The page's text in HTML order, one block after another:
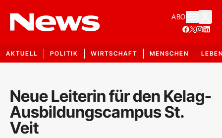
ABO
AKTUELL POLITIK WIRTSCHAFT MENSCHEN
Neue Leiterin für den Kelag-
Ausbildungscampus St.
Veit